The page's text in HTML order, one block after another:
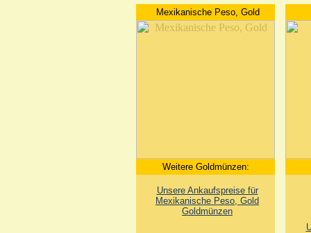
Mexikanische Peso, Gold
Weitere Goldmünzen:
Unsere Ankaufspreise für
Mexikanische Peso, Gold
Goldmünzen